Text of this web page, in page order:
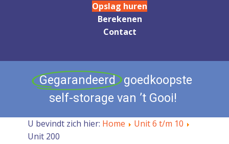
Opslag huren
Berekenen
Contact
Gegarandeerd
goedkoopste
self-storage van ’t Gooi!
U bevindt zich hier: Home
Unit 6 t/m 10
Unit 200